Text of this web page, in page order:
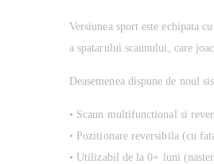
Versiunea sport este echipata
a spatarului scaunului, care
Deasemenea dispune de noul
• Scaun multifunctional si
• Pozitionare reversibila (cu
• Utilizabil de la 0+ luni